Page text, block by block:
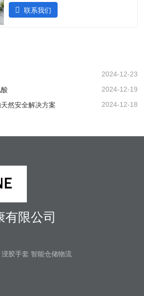
壳的侧面，以便方便地放置设备。带有电
毒水；使用口腔水路消毒一体机生成的微
酸性电解次氯酸水，作为口腔治疗台的牙
消毒问题。各地市的使用标准：解决方案
以及使用场景：1. 一机多用，解决牙椅水
联系我们
2024-12-23
2024-12-19
然安全解决方案 2024-12-18
有限公司
浸胶手套 智能仓储物流